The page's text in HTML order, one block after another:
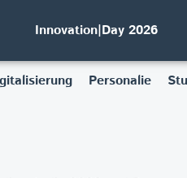
Innovation|Day 2026
Personalie